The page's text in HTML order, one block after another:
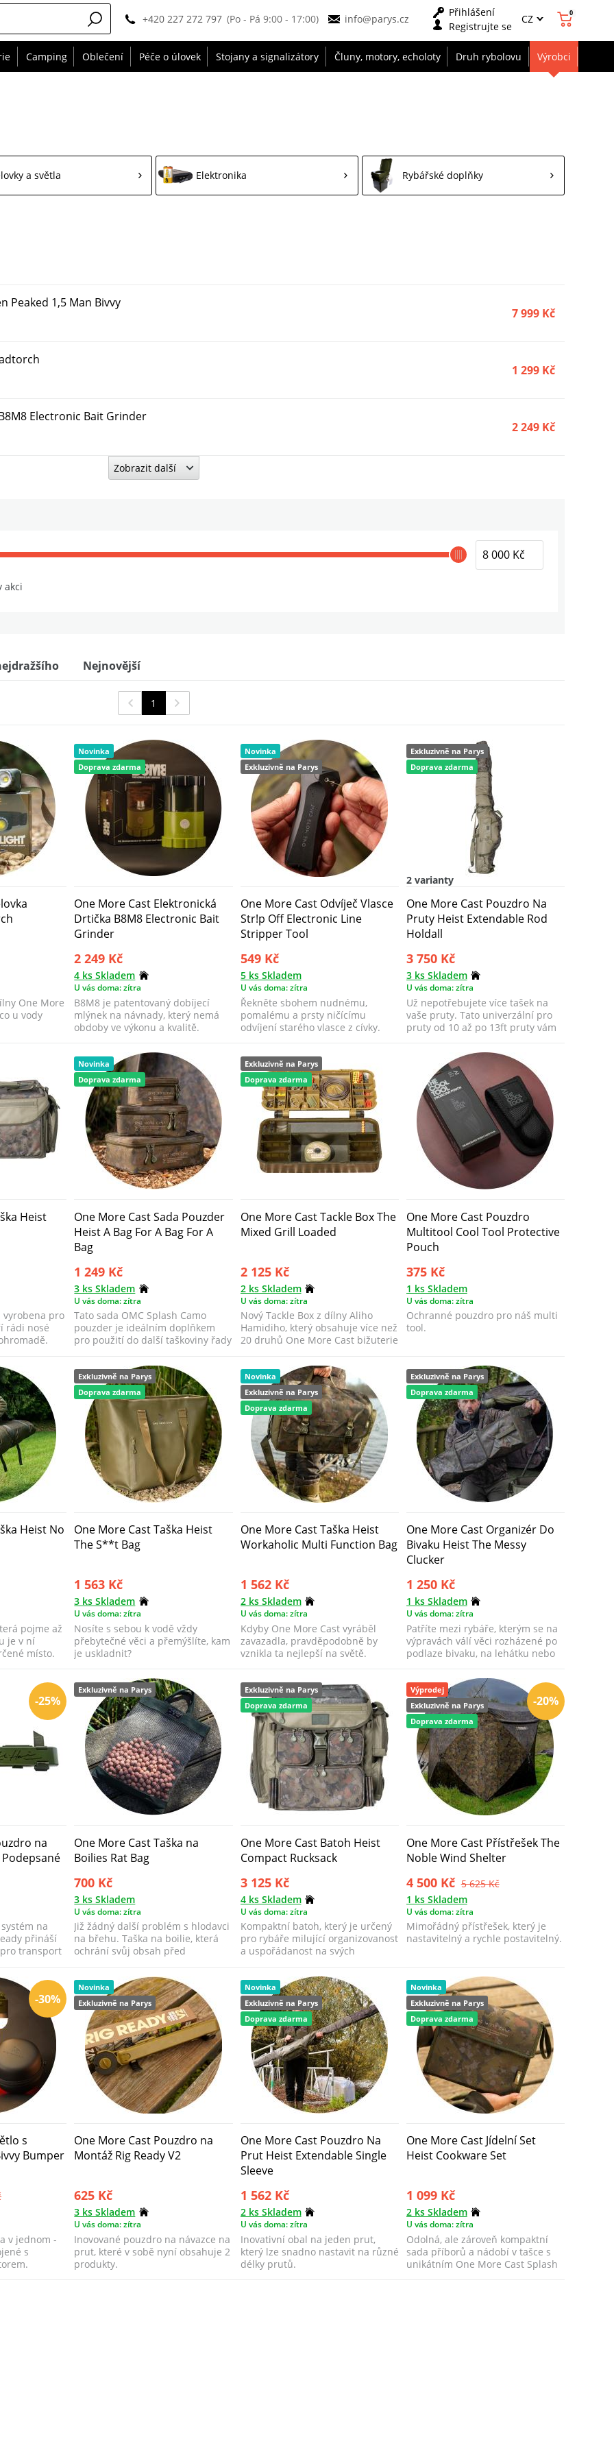
+420 227 272 797 (Po - Pá 9:00 - 17:00) info@parys.cz
Přihlášení
Registrujte se
CZ 0
Camping Oblečení Péče o úlovek Stojany a signalizátory Čluny, motory, echoloty Druh rybolovu Výrobci
a světla Elektronika Rybářské doplňky
Peaked 1,5 Man Bivvy
7 999 Kč
1 299 Kč
Electronic Bait Grinder
2 249 Kč
Electronic Line Stripper Tool
Extendable Rod Holdall
3 750 Kč
For A Bag For A Bag
Loaded
Zobrazit další
akci
Nejnovější
1
One More
u vody
Novinka
Doprava zdarma
One More Cast Elektronická
Drtička B8M8 Electronic Bait
Grinder
2 249 Kč
4 ks Skladem
U vás doma: zítra
B8M8 je patentovaný dobíjecí
mlýnek na návnady, který nemá
obdoby ve výkonu a kvalitě.
Novinka
Exkluzivně na Parys
One More Cast Odvíječ Vlasce
Str!p Off Electronic Line
Stripper Tool
549 Kč
5 ks Skladem
U vás doma: zítra
Řekněte sbohem nudnému,
pomalému a prsty ničícímu
odvíjení starého vlasce z cívky.
Exkluzivně na Parys
Doprava zdarma
2 varianty
One More Cast Pouzdro Na
Pruty Heist Extendable Rod
Holdall
3 750 Kč
3 ks Skladem
U vás doma: zítra
Už nepotřebujete více tašek na
vaše pruty. Tato univerzální pro
pruty od 10 až po 13ft pruty vám
Heist
vyrobena pro
rádi nosé
Novinka
Doprava zdarma
One More Cast Sada Pouzder
Heist A Bag For A Bag For A
Bag
1 249 Kč
3 ks Skladem
U vás doma: zítra
Tato sada OMC Splash Camo
pouzder je ideálním doplňkem
pro použití do další taškoviny řady
Exkluzivně na Parys
Doprava zdarma
One More Cast Tackle Box The
Mixed Grill Loaded
2 125 Kč
2 ks Skladem
U vás doma: zítra
Nový Tackle Box z dílny Aliho
Hamidiho, který obsahuje více než
20 druhů One More Cast bižuterie
One More Cast Pouzdro
Multitool Cool Tool Protective
Pouch
375 Kč
1 ks Skladem
U vás doma: zítra
Ochranné pouzdro pro náš multi
tool.
Heist No
pojme až
je v ní
místo.
Exkluzivně na Parys
Doprava zdarma
One More Cast Taška Heist
The S**t Bag
1 563 Kč
3 ks Skladem
U vás doma: zítra
Nosíte s sebou k vodě vždy
přebytečné věci a přemýšlíte, kam
je uskladnit?
Novinka
Exkluzivně na Parys
Doprava zdarma
One More Cast Taška Heist
Workaholic Multi Function Bag
1 562 Kč
2 ks Skladem
U vás doma: zítra
Kdyby One More Cast vyráběl
zavazadla, pravděpodobně by
vznikla ta nejlepší na světě.
Exkluzivně na Parys
Doprava zdarma
One More Cast Organizér Do
Bivaku Heist The Messy
Clucker
1 250 Kč
1 ks Skladem
U vás doma: zítra
Patříte mezi rybáře, kterým se na
výpravách válí věci rozházené po
podlaze bivaku, na lehátku nebo
-25%
na
Podepsané
na
přináší
transport
Exkluzivně na Parys
One More Cast Taška na
Boilies Rat Bag
700 Kč
3 ks Skladem
U vás doma: zítra
Již žádný další problém s hlodavci
na břehu. Taška na boilie, která
ochrání svůj obsah před
Exkluzivně na Parys
Doprava zdarma
One More Cast Batoh Heist
Compact Rucksack
3 125 Kč
4 ks Skladem
U vás doma: zítra
Kompaktní batoh, který je určený
pro rybáře milující organizovanost
a uspořádanost na svých
-20%
Výprodej
Exkluzivně na Parys
Doprava zdarma
One More Cast Přístřešek The
Noble Wind Shelter
4 500 Kč 5 625 Kč
1 ks Skladem
U vás doma: zítra
Mimořádný přístřešek, který je
nastavitelný a rychle postavitelný.
-30%
s
Bumper
v jednom -
s
Novinka
Exkluzivně na Parys
One More Cast Pouzdro na
Montáž Rig Ready V2
625 Kč
3 ks Skladem
U vás doma: zítra
Inovované pouzdro na návazce na
prut, které v sobě nyní obsahuje 2
produkty.
Novinka
Exkluzivně na Parys
Doprava zdarma
One More Cast Pouzdro Na
Prut Heist Extendable Single
Sleeve
1 562 Kč
2 ks Skladem
U vás doma: zítra
Inovativní obal na jeden prut,
který lze snadno nastavit na různé
délky prutů.
Novinka
Exkluzivně na Parys
Doprava zdarma
One More Cast Jídelní Set
Heist Cookware Set
1 099 Kč
2 ks Skladem
U vás doma: zítra
Odolná, ale zároveň kompaktní
sada příborů a nádobí v tašce s
unikátním One More Cast Splash